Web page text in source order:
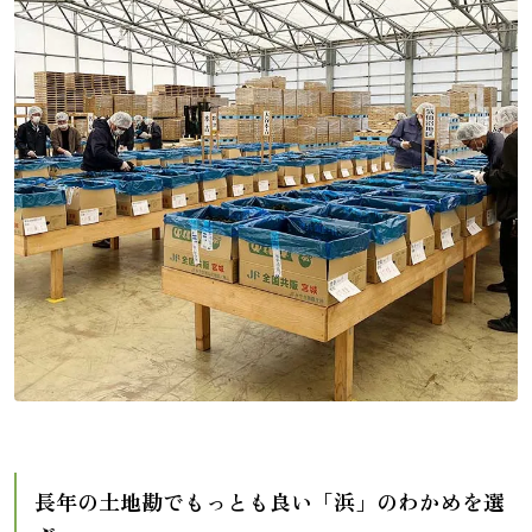
長年の土地勘でもっとも良い「浜」のわかめを選